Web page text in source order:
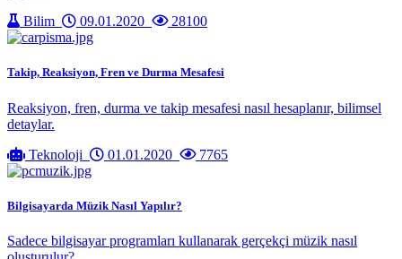
Bilim
09.01.2020 28100
Takip, Reaksiyon, Fren ve Durma Mesafesi
Reaksiyon, fren, durma ve takip mesafesi nasıl hesaplanır, bilimsel
detaylar.
Teknoloji
01.01.2020 7765
Bilgisayarda Müzik Nasıl Yapılır?
Sadece bilgisayar programları kullanarak gerçekçi müzik nasıl